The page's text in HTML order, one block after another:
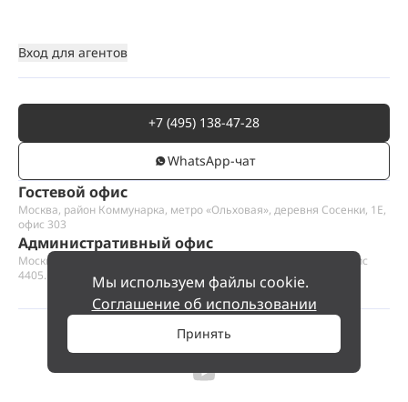
Мы используем файлы cookie.
Соглашение об использовании
Принять
Смотреть на карте
Гостевой офис
Москва, район Коммунарка, метро «Ольховая», деревня Сосенки, 1Е,
офис 303
Административный офис
Москва, Пресненская набережная 12, Москва-сити, этаж 44, офис
4405.1
+7 (495) 138-47-28
WhatsАpp-чат
Вход для агентов
ООО «Проект Хаус».Позвольте найти ваш дом.